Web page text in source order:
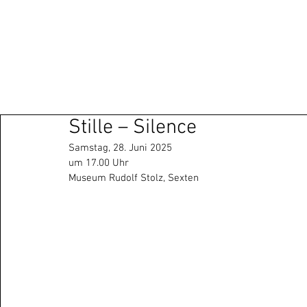
Stille – Silence
Samstag, 28. Juni 2025
um 17.00 Uhr
Museum Rudolf Stolz, Sexten